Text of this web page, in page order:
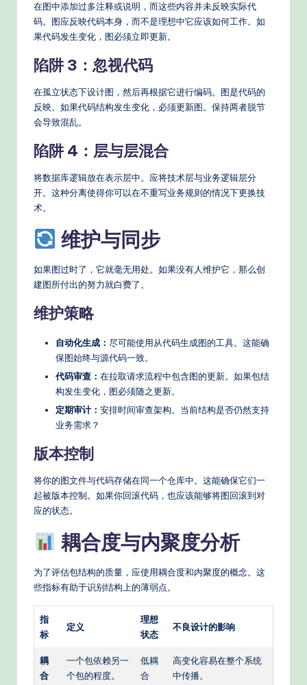
在图中添加过多注释或说明，而这些内容并未反映实际代
码。图应反映代码本身，而不是理想中它应该如何工作。如
果代码发生变化，图必须立即更新。
陷阱 3：忽视代码
在孤立状态下设计图，然后再根据它进行编码。图是代码的
反映。如果代码结构发生变化，必须更新图。保持两者脱节
会导致混乱。
陷阱 4：层与层混合
将数据库逻辑放在表示层中。应将技术层与业务逻辑层分
开。这种分离使得你可以在不重写业务规则的情况下更换技
术。
维护与同步
如果图过时了，它就毫无用处。如果没有人维护它，那么创
建图所付出的努力就白费了。
维护策略
自动化生成： 尽可能使用从代码生成图的工具。这能确
保图始终与源代码一致。
代码审查： 在拉取请求流程中包含图的更新。如果包结
构发生变化，图必须随之更新。
定期审计： 安排时间审查架构。当前结构是否仍然支持
业务需求？
版本控制
将你的图文件与代码存储在同一个仓库中。这能确保它们一
起被版本控制。如果你回滚代码，也应该能够将图回滚到对
应的状态。
耦合度与内聚度分析
为了评估包结构的质量，应使用耦合度和内聚度的概念。这
些指标有助于识别结构上的薄弱点。
指
标
定义
理想
状态
不良设计的影响
耦
合
一个包依赖另一
个包的程度。
低耦
合
高变化容易在整个系统
中传播。